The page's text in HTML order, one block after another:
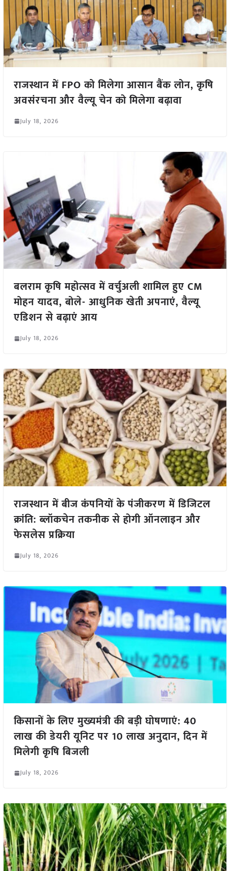
राजस्थान में FPO को मिलेगा आसान बैंक लोन, कृषि
अवसंरचना और वैल्यू चेन को मिलेगा बढ़ावा
July 18, 2026
बलराम कृषि महोत्सव में वर्चुअली शामिल हुए CM
मोहन यादव, बोले- आधुनिक खेती अपनाएं, वैल्यू
एडिशन से बढ़ाएं आय
July 18, 2026
राजस्थान में बीज कंपनियों के पंजीकरण में डिजिटल
क्रांति: ब्लॉकचेन तकनीक से होगी ऑनलाइन और
फेसलेस प्रक्रिया
July 18, 2026
किसानों के लिए मुख्यमंत्री की बड़ी घोषणाएं: 40
लाख की डेयरी यूनिट पर 10 लाख अनुदान, दिन में
मिलेगी कृषि बिजली
July 18, 2026